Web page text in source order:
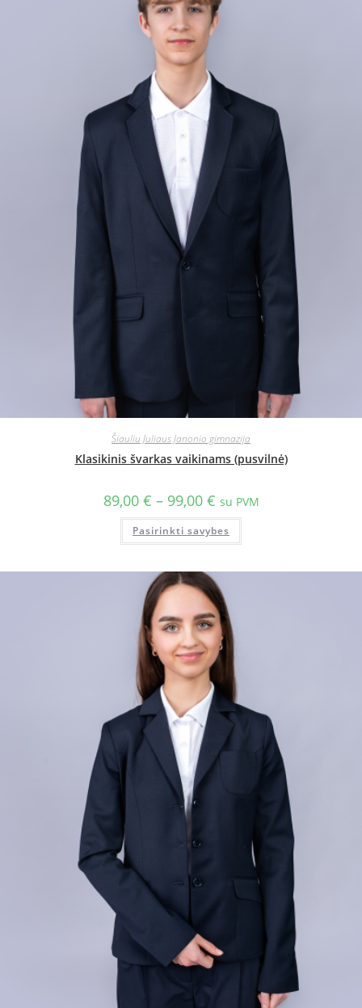
Šiauliu Juliaus Janonio gimnazija
Klasikinis švarkas vaikinams (pusvilnė)
89,00 € – 99,00 € su PVM
Pasirinkti savybes